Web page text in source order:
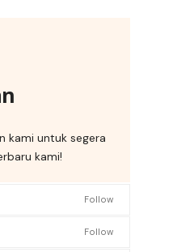
kami untuk segera
kami!
Follow
Follow